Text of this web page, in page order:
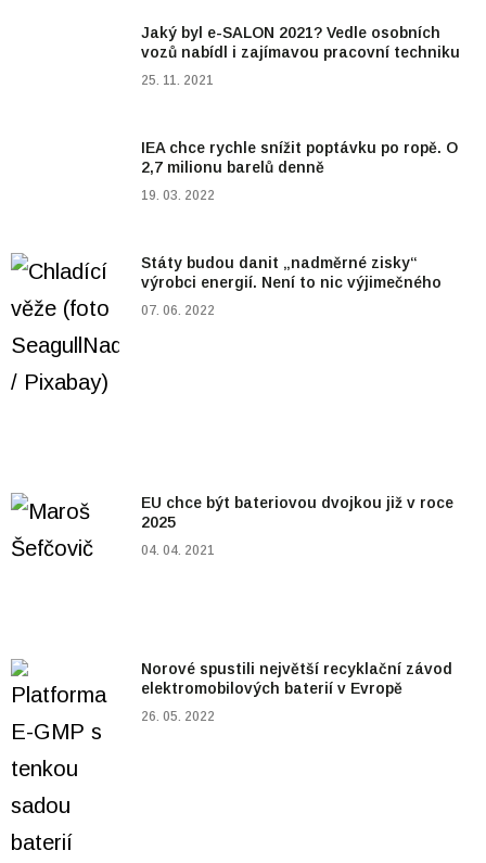
Jaký byl e-SALON 2021? Vedle osobních
vozů nabídl i zajímavou pracovní techniku
25. 11. 2021
IEA chce rychle snížit poptávku po ropě. O
2,7 milionu barelů denně
19. 03. 2022
Státy budou danit „nadměrné zisky“
výrobci energií. Není to nic výjimečného
07. 06. 2022
EU chce být bateriovou dvojkou již v roce
2025
04. 04. 2021
Norové spustili největší recyklační závod
elektromobilových baterií v Evropě
26. 05. 2022